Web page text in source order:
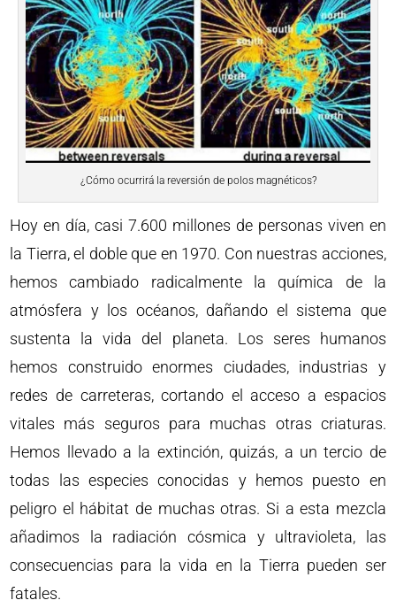
¿Cómo ocurrirá la reversión de polos magnéticos?
Hoy en día, casi 7.600 millones de personas viven en
la Tierra, el doble que en 1970. Con nuestras acciones,
hemos cambiado radicalmente la química de la
atmósfera y los océanos, dañando el sistema que
sustenta la vida del planeta. Los seres humanos
hemos construido enormes ciudades, industrias y
redes de carreteras, cortando el acceso a espacios
vitales más seguros para muchas otras criaturas.
Hemos llevado a la extinción, quizás, a un tercio de
todas las especies conocidas y hemos puesto en
peligro el hábitat de muchas otras. Si a esta mezcla
añadimos la radiación cósmica y ultravioleta, las
consecuencias para la vida en la Tierra pueden ser
fatales.